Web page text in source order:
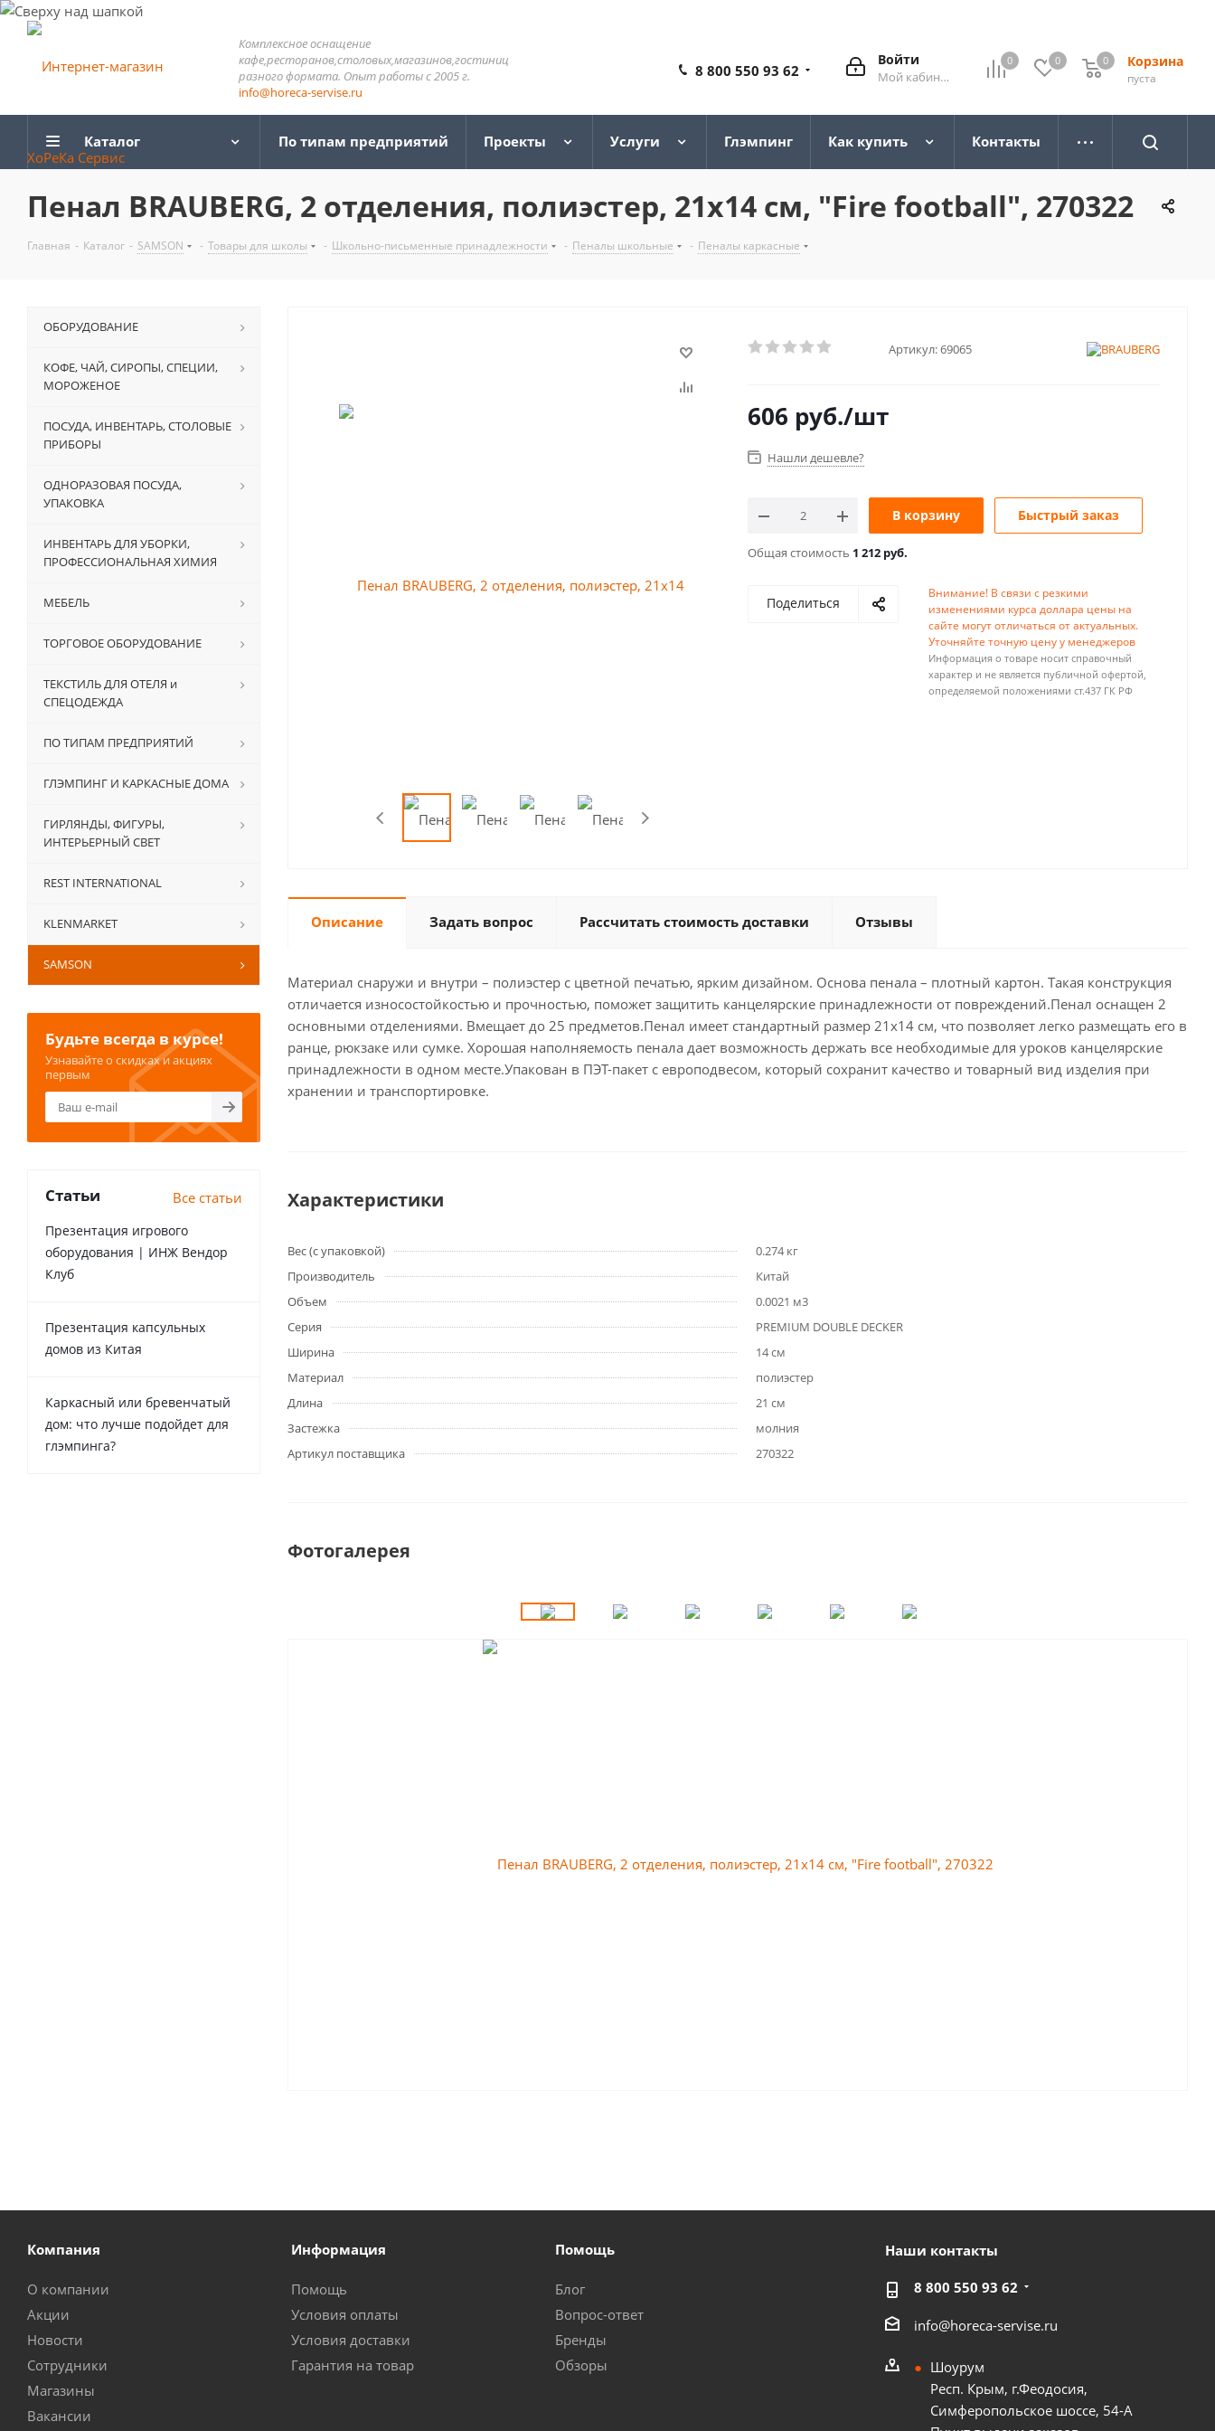
Комплексное оснащение
кафе,ресторанов,столовых,магазинов,гостиниц
разного формата. Опыт работы с 2005 г.
info@horeca-servise.ru
0 0 Корзина
0
пуста
0
Войти
Мой кабинет
8 800 550 93 62
Каталог По типам предприятий Проекты Услуги Глэмпинг Как купить Контакты
Пенал BRAUBERG, 2 отделения, полиэстер, 21х14 см, "Fire football", 270322
Главная - Каталог - SAMSON - Товары для школы - Школьно-письменные принадлежности - Пеналы школьные - Пеналы каркасные
Артикул:69065
606 руб./шт
Нашли дешевле?
В корзину Быстрый заказ
Общая стоимость 1 212 руб.
Поделиться
Внимание! В связи с резкими
изменениями курса доллара цены на
сайте могут отличаться от актуальных.
Уточняйте точную цену у менеджеров
Информация о товаре носит справочный
характер и не является публичной офертой,
определяемой положениями ст.437 ГК РФ
Описание Задать вопрос Рассчитать стоимость доставки Отзывы
Материал снаружи и внутри – полиэстер с цветной печатью, ярким дизайном. Основа пенала – плотный картон. Такая конструкция
отличается износостойкостью и прочностью, поможет защитить канцелярские принадлежности от повреждений.Пенал оснащен 2
основными отделениями. Вмещает до 25 предметов.Пенал имеет стандартный размер 21х14 см, что позволяет легко размещать его в
ранце, рюкзаке или сумке. Хорошая наполняемость пенала дает возможность держать все необходимые для уроков канцелярские
принадлежности в одном месте.Упакован в ПЭТ-пакет с европодвесом, который сохранит качество и товарный вид изделия при
хранении и транспортировке.
Характеристики
Вес (с упаковкой)
0.274 кг
Производитель
Китай
Объем
0.0021 м3
Серия
PREMIUM DOUBLE DECKER
Ширина
14 см
Материал
полиэстер
Длина
21 см
Застежка
молния
Артикул поставщика
270322
Фотогалерея
ОБОРУДОВАНИЕ
КОФЕ, ЧАЙ, СИРОПЫ, СПЕЦИИ,
МОРОЖЕНОЕ
ПОСУДА, ИНВЕНТАРЬ, СТОЛОВЫЕ
ПРИБОРЫ
ОДНОРАЗОВАЯ ПОСУДА,
УПАКОВКА
ИНВЕНТАРЬ ДЛЯ УБОРКИ,
ПРОФЕССИОНАЛЬНАЯ ХИМИЯ
МЕБЕЛЬ
ТОРГОВОЕ ОБОРУДОВАНИЕ
ТЕКСТИЛЬ ДЛЯ ОТЕЛЯ и
СПЕЦОДЕЖДА
ПО ТИПАМ ПРЕДПРИЯТИЙ
ГЛЭМПИНГ И КАРКАСНЫЕ ДОМА
ГИРЛЯНДЫ, ФИГУРЫ,
ИНТЕРЬЕРНЫЙ СВЕТ
REST INTERNATIONAL
KLENMARKET
SAMSON
Будьте всегда в курсе!
Узнавайте о скидках и акциях
первым
Статьи Все статьи
Презентация игрового
оборудования | ИНЖ Вендор
Клуб
Презентация капсульных
домов из Китая
Каркасный или бревенчатый
дом: что лучше подойдет для
глэмпинга?
Компания
О компании
Акции
Новости
Сотрудники
Магазины
Вакансии
Информация
Помощь
Условия оплаты
Условия доставки
Гарантия на товар
Помощь
Блог
Вопрос-ответ
Бренды
Обзоры
Наши контакты
8 800 550 93 62
info@horeca-servise.ru
Шоурум
Респ. Крым, г.Феодосия,
Симферопольское шоссе, 54-А